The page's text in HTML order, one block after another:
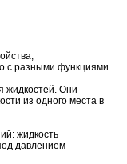
с разными функциями.
жидкостей. Они
из одного места в
жидкость
давлением